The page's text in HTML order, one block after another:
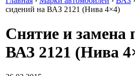
сидений на ВАЗ 2121 (Нива 4×4)
Снятие и замена
ВАЗ 2121 (Нива